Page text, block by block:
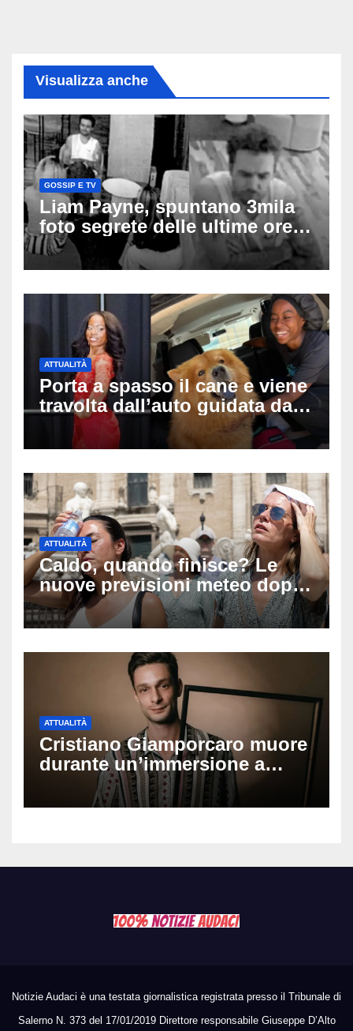
Visualizza anche
GOSSIP E TV
Liam Payne, spuntano 3mila
foto segrete delle ultime ore:
cosa è successo prima della
tragica caduta dall’hotel
ATTUALITÀ
Porta a spasso il cane e viene
travolta dall’auto guidata da
due bambini di 4 e 6 anni: l’ex
miss Kiara Bowling lotta tra la
ATTUALITÀ
Caldo, quando finisce? Le
nuove previsioni meteo dopo
Ferragosto: ecco quando
potrebbe arrivare la svolta
ATTUALITÀ
Cristiano Giamporcaro muore
durante un’immersione a
Lampedusa: aperta
un’inchiesta per omicidio
Notizie Audaci è una testata giornalistica registrata presso il Tribunale di
Salerno N. 373 del 17/01/2019 Direttore responsabile Giuseppe D’Alto